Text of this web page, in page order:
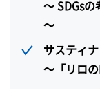
～ SDGsの
～
サスティ
～「リロ